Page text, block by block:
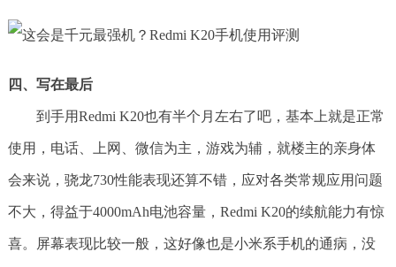
四、写在最后
到手用Redmi K20也有半个月左右了吧，基本上就是正常
使用，电话、上网、微信为主，游戏为辅，就楼主的亲身体
会来说，骁龙730性能表现还算不错，应对各类常规应用问题
不大，得益于4000mAh电池容量，Redmi K20的续航能力有惊
喜。屏幕表现比较一般，这好像也是小米系手机的通病，没